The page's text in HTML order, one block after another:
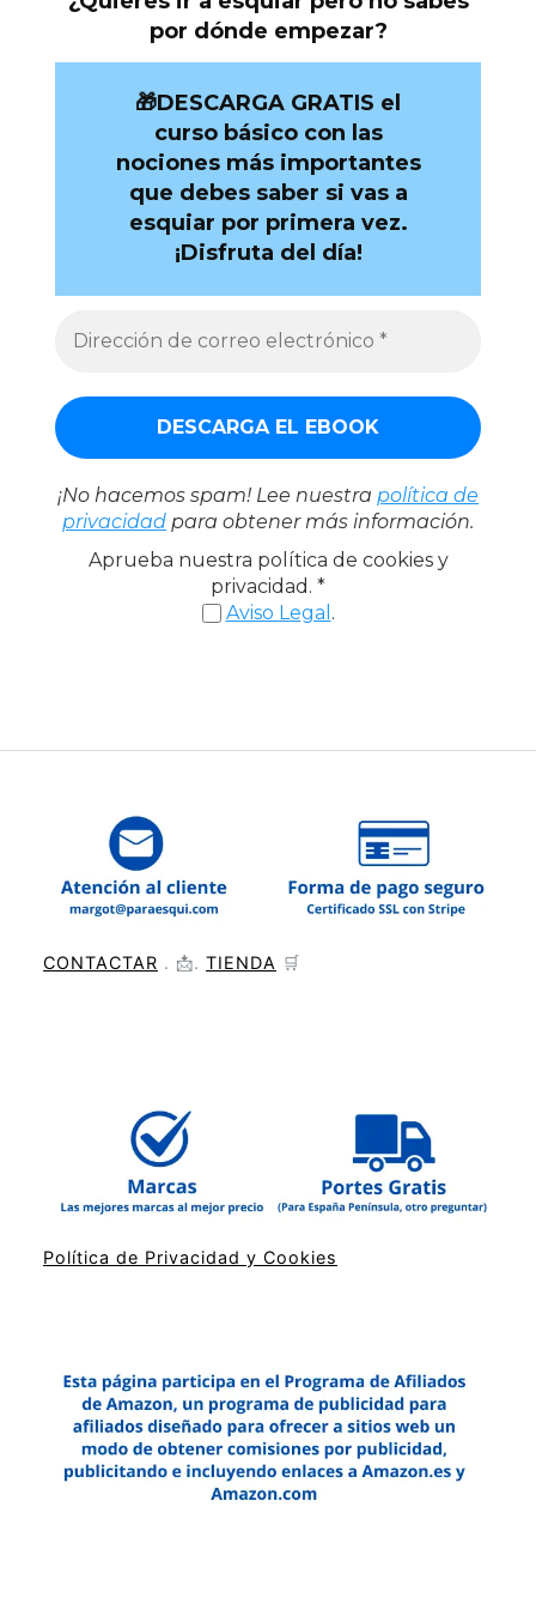
por dónde empezar?
🎁DESCARGA GRATIS el
curso básico con las
nociones más importantes
que debes saber si vas a
esquiar por primera vez.
¡Disfruta del día!
¡No hacemos spam! Lee nuestra política de
privacidad para obtener más información.
Aprueba nuestra política de cookies y
privacidad. *
Aviso Legal .
CONTACTAR . 📩. TIENDA 🛒
Política de Privacidad y Cookies